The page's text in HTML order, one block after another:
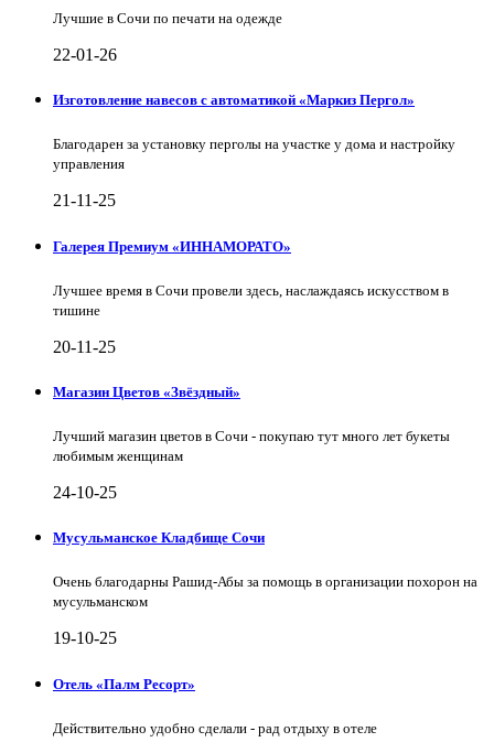
Лучшие в Сочи по печати на одежде
22-01-26
Изготовление навесов с автоматикой «Маркиз Пергол»
Благодарен за установку перголы на участке у дома и настройку
управления
21-11-25
Галерея Премиум «ИННАМОРАТО»
Лучшее время в Сочи провели здесь, наслаждаясь искусством в
тишине
20-11-25
Магазин Цветов «Звёздный»
Лучший магазин цветов в Сочи - покупаю тут много лет букеты
любимым женщинам
24-10-25
Мусульманское Кладбище Сочи
Очень благодарны Рашид-Абы за помощь в организации похорон на
мусульманском
19-10-25
Отель «Палм Ресорт»
Действительно удобно сделали - рад отдыху в отеле